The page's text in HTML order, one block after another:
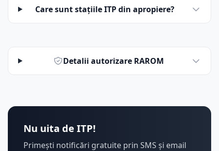
Care sunt stațiile ITP din apropiere?
Detalii autorizare RAROM
Nu uita de ITP!
Primești notificări gratuite prin SMS și email